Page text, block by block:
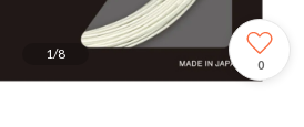
1/8
0